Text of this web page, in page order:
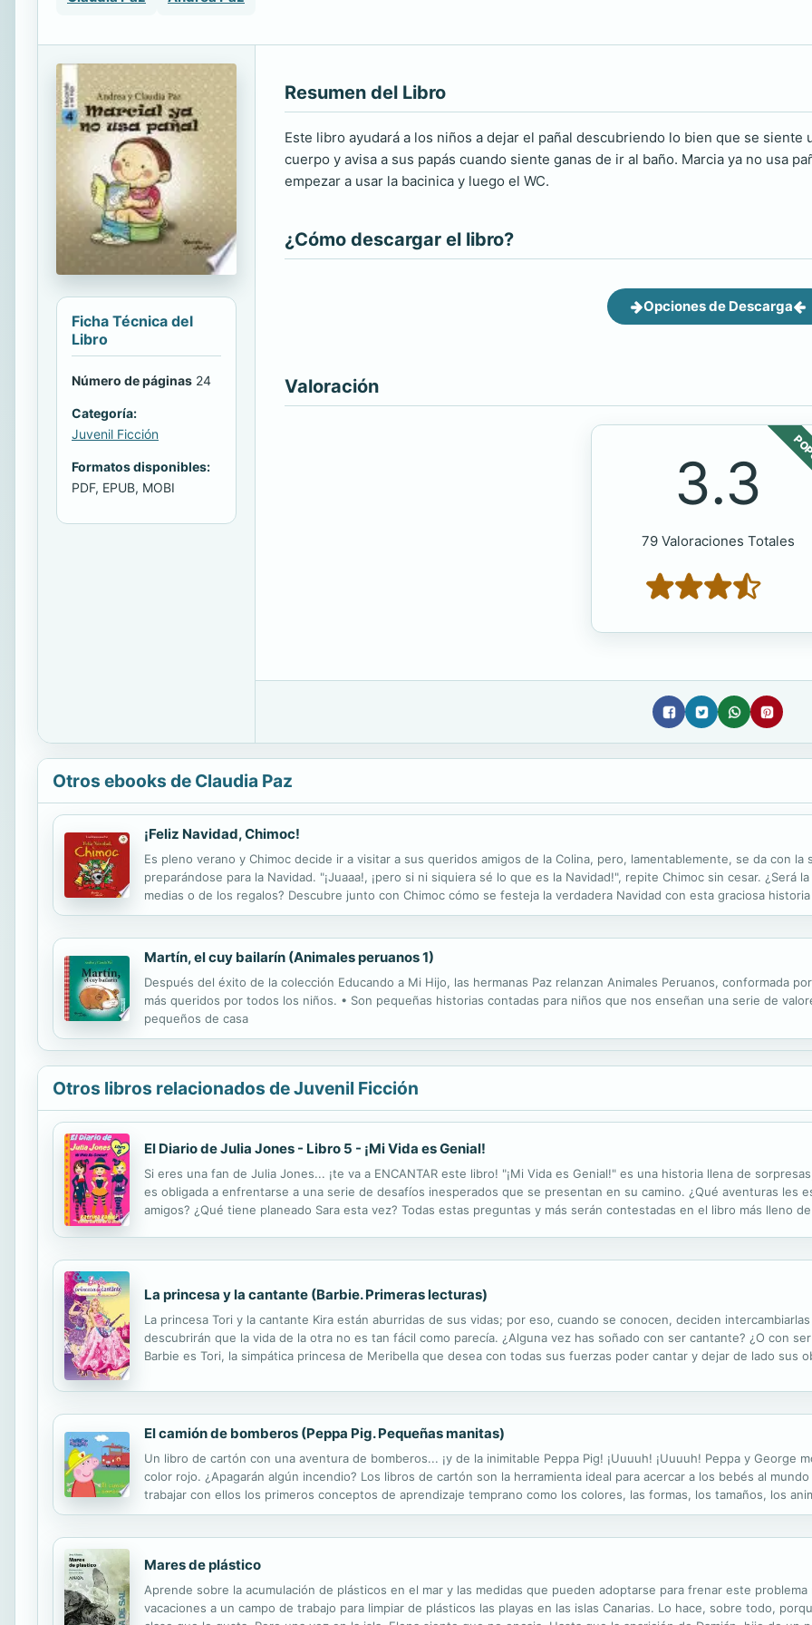
Ficha Técnica del
Libro
Número de páginas 24
Categoría:
Juvenil Ficción
Formatos disponibles:
PDF, EPUB, MOBI
Resumen del Libro
Este libro ayudará a los niños a dejar el pañal descubriendo lo bien que se
cuerpo y avisa a sus papás cuando siente ganas de ir al baño. Marcia ya no usa
empezar a usar la bacinica y luego el WC.
¿Cómo descargar el libro?
Opciones de Descarga
Valoración
3.3
79 Valoraciones Totales
Otros ebooks de Claudia Paz
¡Feliz Navidad, Chimoc!
Es pleno verano y Chimoc decide ir a visitar a sus queridos amigos de la Colina, pero, lamentablemente, se da con
preparándose para la Navidad. "¡Juaaa!, ¡pero si ni siquiera sé lo que es la Navidad!", repite Chimoc sin cesar. ¿Será
medias o de los regalos? Descubre junto con Chimoc cómo se festeja la verdadera Navidad con esta graciosa
¡cantar muchas, muchas veces!
Martín, el cuy bailarín (Animales peruanos 1)
Después del éxito de la colección Educando a Mi Hijo, las hermanas Paz relanzan Animales Peruanos, conformada
más queridos por todos los niños. • Son pequeñas historias contadas para niños que nos enseñan una serie de
pequeños de casa
Otros libros relacionados de Juvenil Ficción
El Diario de Julia Jones - Libro 5 - ¡Mi Vida es Genial!
Si eres una fan de Julia Jones... ¡te va a ENCANTAR este libro! "¡Mi Vida es Genial!" es una historia llena de
es obligada a enfrentarse a una serie de desafíos inesperados que se presentan en su camino. ¿Qué aventuras les
amigos? ¿Qué tiene planeado Sara esta vez? Todas estas preguntas y más serán contestadas en el libro más lleno
La princesa y la cantante (Barbie. Primeras lecturas)
La princesa Tori y la cantante Kira están aburridas de sus vidas; por eso, cuando se conocen, deciden
descubrirán que la vida de la otra no es tan fácil como parecía. ¿Alguna vez has soñado con ser cantante? ¿O con
Barbie es Tori, la simpática princesa de Meribella que desea con todas sus fuerzas poder cantar y dejar de lado sus
El camión de bomberos (Peppa Pig. Pequeñas manitas)
Un libro de cartón con una aventura de bomberos... ¡y de la inimitable Peppa Pig! ¡Uuuuh! ¡Uuuuh! Peppa y George
color rojo. ¿Apagarán algún incendio? Los libros de cartón son la herramienta ideal para acercar a los bebés al
trabajar con ellos los primeros conceptos de aprendizaje temprano como los colores, las formas, los tamaños, los
colores vivos, las esquinas redondeadas y las páginas de cartón resistente, los convierten en un objeto idóneo...
Mares de plástico
Aprende sobre la acumulación de plásticos en el mar y las medidas que pueden adoptarse para frenar este
vacaciones a un campo de trabajo para limpiar de plásticos las playas en las islas Canarias. Lo hace, sobre todo,